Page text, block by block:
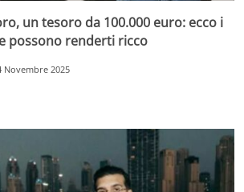
un tesoro da 100.000 euro: ecco i
possono renderti ricco
Novembre 2025